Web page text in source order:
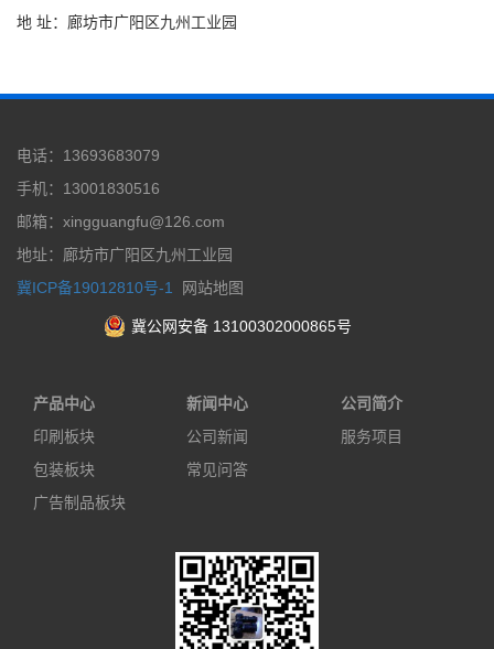
地 址：廊坊市广阳区九州工业园
电话：13693683079
手机：13001830516
邮箱：xingguangfu@126.com
地址：廊坊市广阳区九州工业园
冀ICP备19012810号-1
网站地图
冀公网安备 13100302000865号
产品中心
印刷板块
包装板块
广告制品板块
新闻中心
公司新闻
常见问答
公司简介
服务项目